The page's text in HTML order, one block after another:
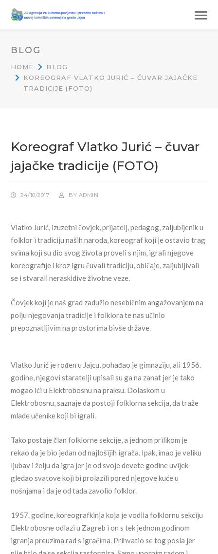
BLOG
HOME
BLOG
KOREOGRAF VLATKO JURIĆ – ČUVAR JAJAČKE
TRADICIJE (FOTO)
Koreograf Vlatko Jurić – čuvar
jajačke tradicije (FOTO)
24/10/2017 BY ADMIN
Vlatko Jurić, izuzetni čovjek, prijatelj, pedagog, zaljubljenik u
folklor i tradiciju naših naroda, koreograf koji je ostavio trag
svima koji su dio svog života proveli s njim, igrali njegove
koreografije i kroz igru čuvali tradiciju, običaje, zaljubljivali
se i stvarali neraskidive životne veze.
Čovjek koji je naš grad zadužio nesebičnim angažovanjem na
polju njegovanja tradicije i folklora te nas učinio
prepoznatljivim na prostorima bivše države.
Vlatko Jurić je rođen u Jajcu, pohađao je gimnaziju, ali 1956.
godine, njegovi staratelji upisali su ga na zanat jer je tako
mogao ići u Elektrobosnu na praksu. Dolaskom u
Elektrobosnu, saznaje da postoji folklorna sekcija, da traže
mlade učenike koji bi igrali.
Tako postaje član folklorne sekcije, a jednom prilikom je
rekao da je bio jedan od najlošijih igrača. Ipak, imao je veliku
ljubav i želju da igra jer je od svoje devete godine uvijek
gledao svatove koji bi prolazili pored njegove kuće u
nošnjama i da je od tada zavolio folklor.
1957. godine, koreografkinja koja je vodila folklornu sekciju
Elektrobosne odlazi u Zagreb i on s tek jednom godinom
igranja preuzima rad s igračima. Prihvatio se tog posla jer